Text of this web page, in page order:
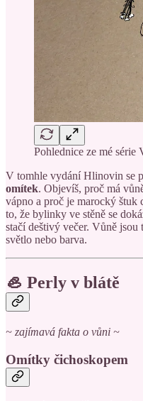
Pohlednice ze mé
V tomhle vydání Hlinovin se
omítek. Objevíš, proč má
vápno a proč je marocký
to, že bylinky ve stěně se
stačí deštivý večer. Vůně jsou
světlo nebo barva.
🦪 Perly v blátě
~ zajímavá fakta o vůni ~
Omítky čichoskopem